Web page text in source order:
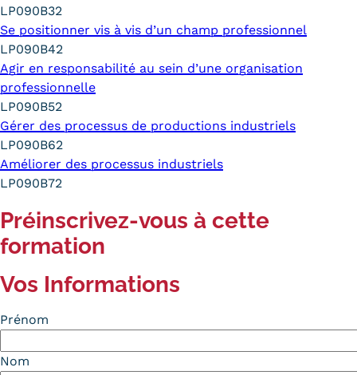
LP090B32
Se positionner vis à vis d’un champ professionnel
LP090B42
Agir en responsabilité au sein d’une organisation
professionnelle
LP090B52
Gérer des processus de productions industriels
LP090B62
Améliorer des processus industriels
LP090B72
Préinscrivez-vous à cette
formation
Vos Informations
Prénom
Nom